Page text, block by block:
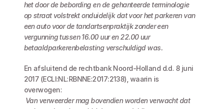
het door de bebording en de gehanteerde terminologie
op straat volstrekt onduidelijk dat voor het parkeren van
een auto voor de tandartsenpraktijk zonder een
vergunning tussen 16.00 uur en 22.00 uur
betaaldparkerenbelasting verschuldigd was.
En afsluitend de rechtbank Noord-Holland d.d. 8 juni
2017 (ECLI:NL:RBNNE:2017:2138), waarin is
overwogen:
Van verweerder mag bovendien worden verwacht dat